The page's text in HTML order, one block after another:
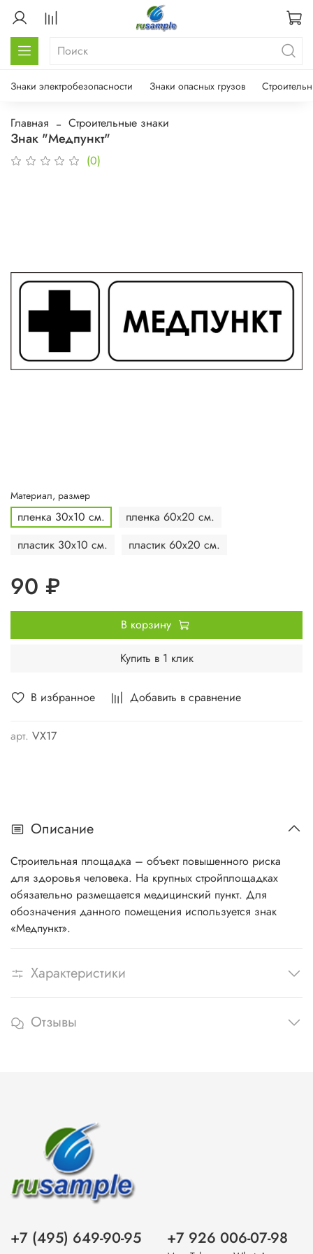
Знаки электробезопасности Знаки опасных грузов
Главная Строительные знаки
Знак "Медпункт"
(0)
В избранное Добавить в сравнение
арт. VX17
Материал, размер
пленка 30х10 см.
пленка 60х20 см.
пластик 30х10 см.
пластик 60х20 см.
90 ₽
В корзину
Купить в 1 клик
Описание
Строительная площадка – объект повышенного риска
для здоровья человека. На крупных стройплощадках
обязательно размещается медицинский пункт. Для
обозначения данного помещения используется знак
«Медпункт».
Характеристики
Отзывы
+7 (495) 649-90-95 +7 926 006-07-98